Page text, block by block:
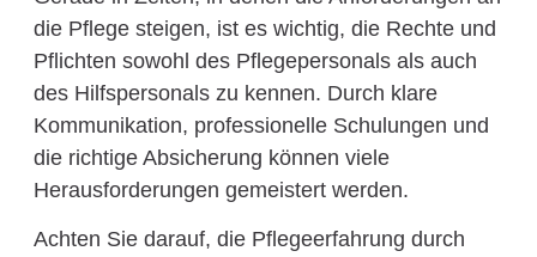
die Pflege steigen, ist es wichtig, die Rechte und
Pflichten sowohl des Pflegepersonals als auch
des Hilfspersonals zu kennen. Durch klare
Kommunikation, professionelle Schulungen und
die richtige Absicherung können viele
Herausforderungen gemeistert werden.
Achten Sie darauf, die Pflegeerfahrung durch